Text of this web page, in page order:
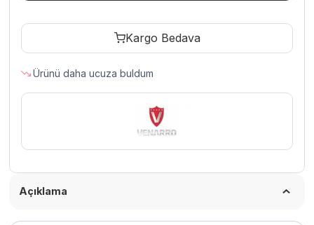
Pide
75×75
Cm,
Kargo Bedava
Ürünü daha ucuza buldum
Açıklama